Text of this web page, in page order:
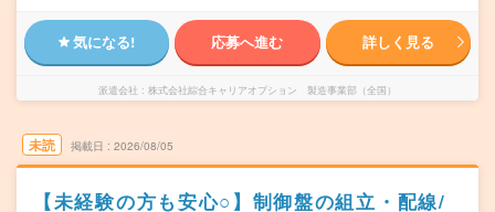
気になる! 応募へ進む 詳しく見る
派遣会社 株式会社綜合キャリアオプション 製造事業部（全国）
未読 掲載日 2026/08/05
【未経験の方も安心○】制御盤の組立・配線/